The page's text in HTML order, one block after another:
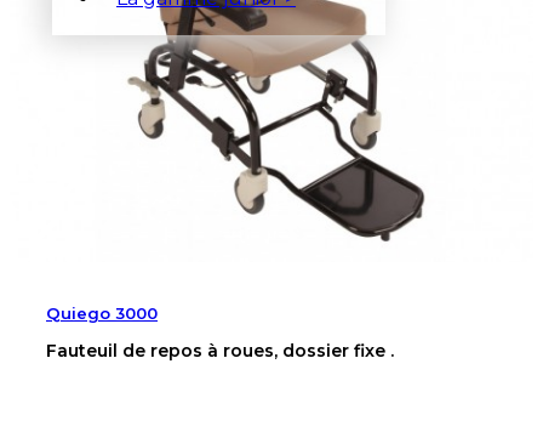
Quiego 3000
Fauteuil de repos à roues, dossier fixe .